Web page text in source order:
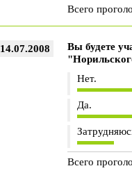
Всего
14.07.2008
Вы будете
Нет.
Да.
Всего